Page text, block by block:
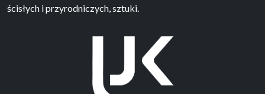
ścisłych i przyrodniczych, sztuki.